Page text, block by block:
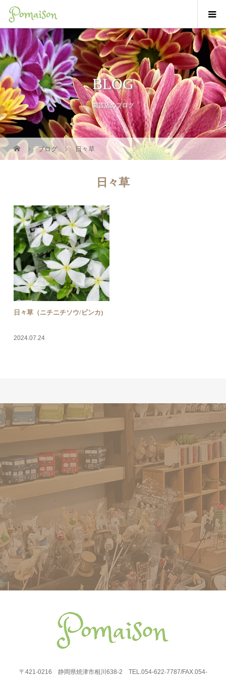
BLOG
園芸店のブログ
ブログ 日々草
日々草
日々草（ニチニチソウ/ビンカ)
2024.07.24
〒421-0216 静岡県焼津市相川638-2 TEL.054-622-7787/FAX.054-